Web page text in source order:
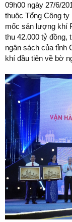
09h00 ngày 27/6/
thuộc Tổng Công
mốc sản lượng khí
thu 42.000 tỷ đồng,
ngân sách của tỉnh
khí đầu tiên về bờ